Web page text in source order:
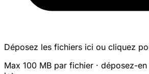
Déposez les fichiers ici ou cliquez
Max 100 MB par fichier · déposez-